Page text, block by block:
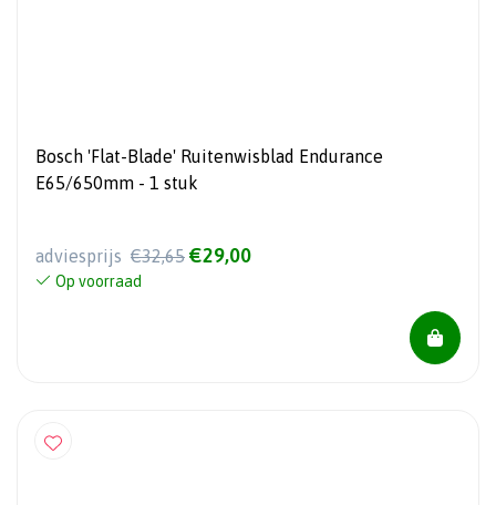
Bosch 'Flat-Blade' Ruitenwisblad Endurance
E65/650mm - 1 stuk
adviesprijs €32,65 €29,00
Op voorraad